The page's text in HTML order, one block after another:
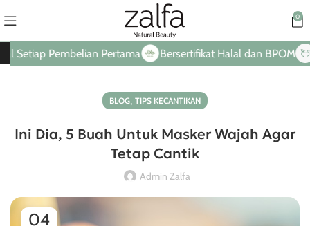
0
Pembelian Pertama Bersertifikat Halal dan BPOM
BLOG, TIPS KECANTIKAN
Ini Dia, 5 Buah Untuk Masker Wajah Agar
Tetap Cantik
Admin Zalfa
04